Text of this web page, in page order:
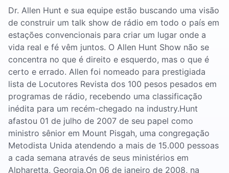
Dr. Allen Hunt e sua equipe estão buscando uma visão
de construir um talk show de rádio em todo o país em
estações convencionais para criar um lugar onde a
vida real e fé vêm juntos. O Allen Hunt Show não se
concentra no que é direito e esquerdo, mas o que é
certo e errado. Allen foi nomeado para prestigiada
lista de Locutores Revista dos 100 pesos pesados ​​em
programas de rádio, recebendo uma classificação
inédita para um recém-chegado na industry.Hunt
afastou 01 de julho de 2007 de seu papel como
ministro sênior em Mount Pisgah, uma congregação
Metodista Unida atendendo a mais de 15.000 pessoas
a cada semana através de seus ministérios em
Alpharetta, Georgia.On 06 de janeiro de 2008, na